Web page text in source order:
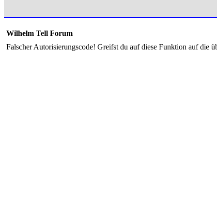
Wilhelm Tell Forum
Falscher Autorisierungscode! Greifst du auf diese Funktion auf die